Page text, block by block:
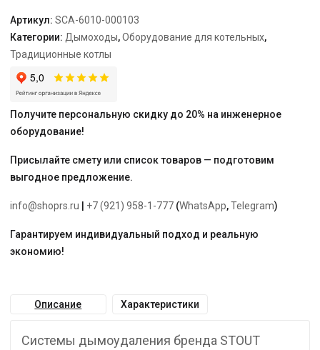
защита
от
ветра
Артикул: SCA-6010-000103
Категории: Дымоходы,Оборудование для котельных,
Традиционные котлы
Получите персональную скидку до 20% на инженерное
оборудование!
Присылайте смету или список товаров — подготовим
выгодное предложение.
info@shoprs.ru +7 (921) 958-1-777 (WhatsApp,Telegram)
Гарантируем индивидуальный подход и реальную
экономию!
Описание Характеристики
Системы дымоудаления бренда STOUT